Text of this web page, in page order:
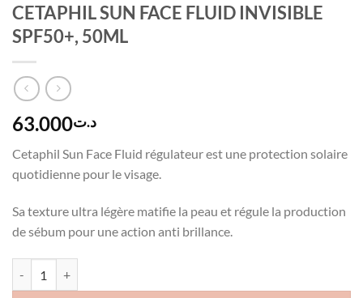
CETAPHIL SUN FACE FLUID INVISIBLE
SPF50+, 50ML
د.ت63.000
Cetaphil Sun Face Fluid régulateur est une protection solaire
quotidienne pour le visage.
Sa texture ultra légère matifie la peau et régule la production
de sébum pour une action anti brillance.